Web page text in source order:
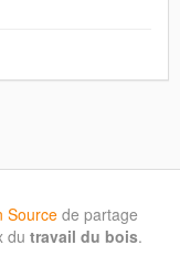
Sourcede partage
du travail du bois.